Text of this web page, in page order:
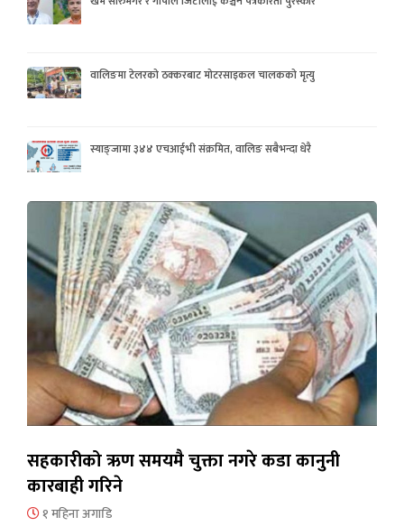
वालिङमा टेलरको ठक्करबाट मोटरसाइकल चालकको मृत्यु
स्याङ्जामा ३४४ एचआईभी संक्रमित, वालिङ सबैभन्दा धेरै
सहकारीको ऋण समयमै चुक्ता नगरे कडा कानुनी
कारबाही गरिने
१ महिना अगाडि